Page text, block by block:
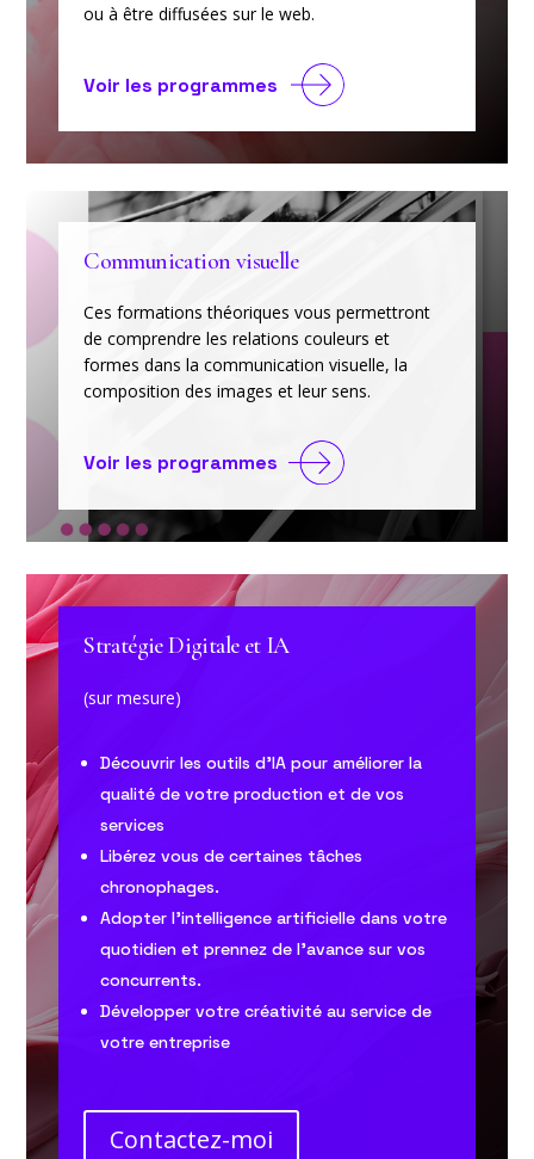
ou à être diffusées sur le web.
Voir les programmes
Communication visuelle
Ces formations théoriques vous permettront
de comprendre les relations couleurs et
formes dans la communication visuelle, la
composition des images et leur sens.
Voir les programmes
Stratégie Digitale et IA
(sur mesure)
Découvrir les outils d’IA pour améliorer la
qualité de votre production et de vos
services
Libérez vous de certaines tâches
chronophages.
Adopter l’intelligence artificielle dans votre
quotidien et prennez de l’avance sur vos
concurrents.
Développer votre créativité au service de
votre entreprise
Contactez-moi